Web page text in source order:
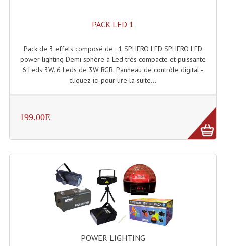
Consoles Éclairage DMX
Dispatches
Guirlandes Lumineuse
Lampes Ampoules
Ampoules - Tubes Lumière Noire Black Gun
Lampes À Décharges
Lampes De Couleurs
PACK LED 1
Pack de 3 effets composé de : 1 SPHERO LED SPHERO LED
power lighting Demi sphère à Led très compacte et puissante
6 Leds 3W. 6 Leds de 3W RGB. Panneau de contrôle digital -
cliquez-ici pour lire la suite...
199.00E
POWER LIGHTING